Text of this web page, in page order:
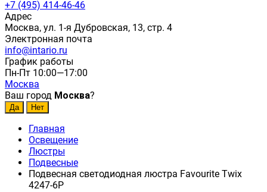
+7 (495) 414-46-46
Адрес
Москва, ул. 1-я Дубровская, 13, стр. 4
Электронная почта
info@intario.ru
График работы
Пн-Пт 10:00—17:00
Москва
Ваш город Москва?
Главная
Освещение
Люстры
Подвесные
Подвесная светодиодная люстра Favourite Twix
4247-6P